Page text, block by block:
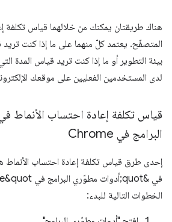
هناك طريقتان يمكنك من خلالهما قياس تكلفة
المتصفّح. يعتمد كلّ منهما على ما إذا كنت
بيئة التطوير أو ما إذا كنت تريد قياس المدة
لدى المستخدمين الفعليين على موقعك
قياس تكلفة إعادة احتساب الأنماط
البرامج في Chrome
إحدى طرق قياس تكلفة إعادة احتساب الأنماط
الخطوات التالية للبدء: